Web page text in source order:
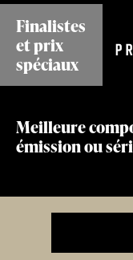
Aller
contenu
principal
Finalistes
et prix
spéciaux
Meilleure
émission ou